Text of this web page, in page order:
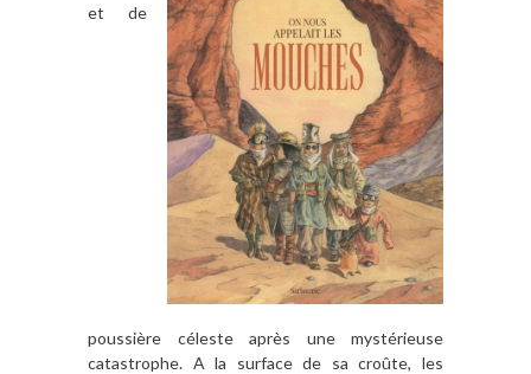
et de
poussière céleste après une mystérieuse
catastrophe. A la surface de sa croûte, les